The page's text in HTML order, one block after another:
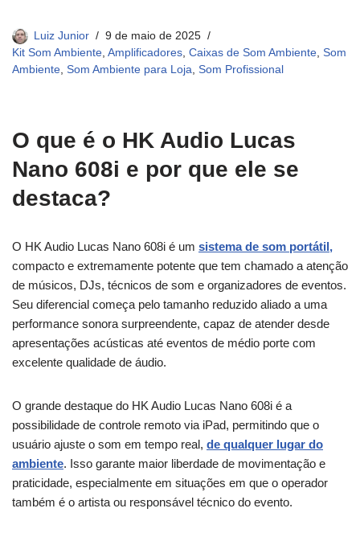
Luiz Junior
9 de maio de 2025
Kit Som Ambiente, Amplificadores, Caixas de Som Ambiente, Som
Ambiente, Som Ambiente para Loja, Som Profissional
O que é o HK Audio Lucas
Nano 608i e por que ele se
destaca?
O HK Audio Lucas Nano 608i é um sistema de som portátil,
compacto e extremamente potente que tem chamado a atenção
de músicos, DJs, técnicos de som e organizadores de eventos.
Seu diferencial começa pelo tamanho reduzido aliado a uma
performance sonora surpreendente, capaz de atender desde
apresentações acústicas até eventos de médio porte com
excelente qualidade de áudio.
O grande destaque do HK Audio Lucas Nano 608i é a
possibilidade de controle remoto via iPad, permitindo que o
usuário ajuste o som em tempo real, de qualquer lugar do
ambiente. Isso garante maior liberdade de movimentação e
praticidade, especialmente em situações em que o operador
também é o artista ou responsável técnico do evento.